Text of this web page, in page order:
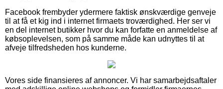
Facebook frembyder ydermere faktisk ønskværdige genveje
til at få et kig ind i internet firmaets troværdighed. Her ser vi
en del internet butikker hvor du kan forfatte en anmeldelse af
købsoplevelsen, som på samme måde kan udnyttes til at
afveje tilfredsheden hos kunderne.
Vores side finansieres af annoncer. Vi har samarbejdsaftaler